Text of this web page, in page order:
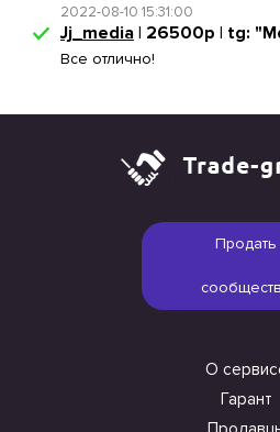
2022-08-10 15:31:00
Jj_media | 26500р | tg:
Все отлично!
Продать
О
Гарант